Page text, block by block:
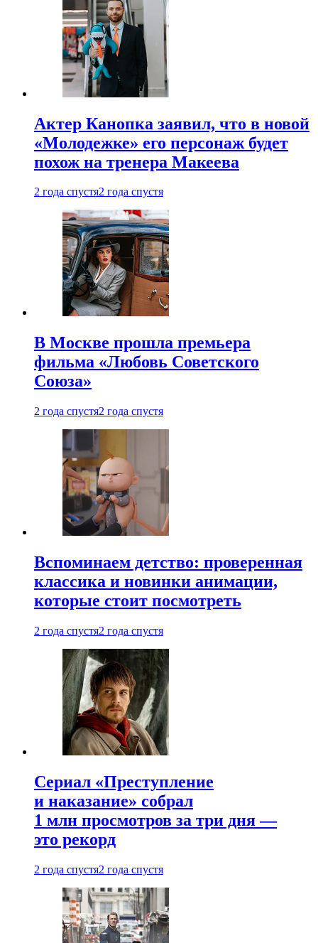
Актер Канопка заявил, что в новой
«Молодежке» его персонаж будет
похож на тренера Макеева
2 года спустя2 года спустя
В Москве прошла премьера
фильма «Любовь Советского
Союза»
2 года спустя2 года спустя
Вспоминаем детство: проверенная
классика и новинки анимации,
которые стоит посмотреть
2 года спустя2 года спустя
Сериал «Преступление
и наказание» собрал
1 млн просмотров за три дня —
это рекорд
2 года спустя2 года спустя